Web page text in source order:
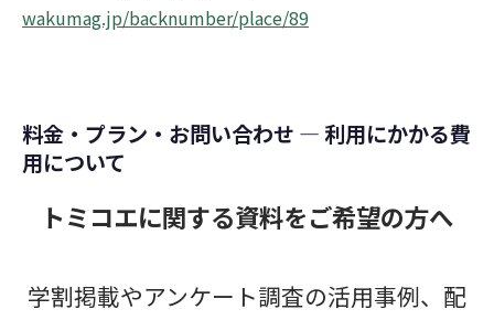
wakumag.jp/backnumber/place/89
料金・プラン・お問い合わせ ― 利用にかかる費
用について
トミコエに関する資料をご希望の方へ
学割掲載やアンケート調査の活用事例、配